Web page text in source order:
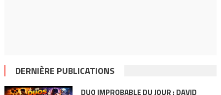
DERNIÈRE PUBLICATIONS
DUO IMPROBABLE DU JOUR : DAVID